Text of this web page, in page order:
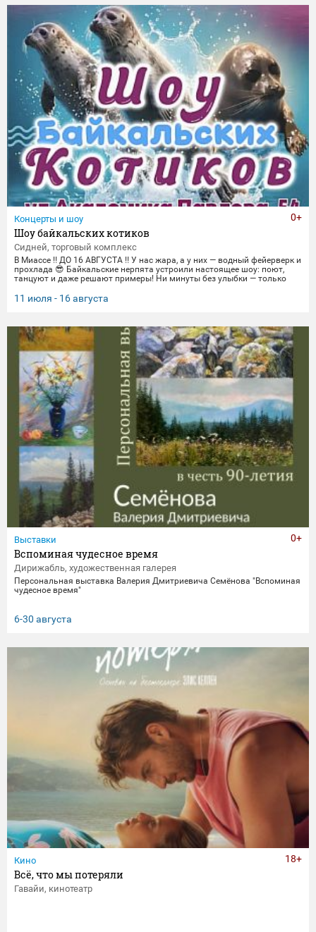
торжественные парады в честь Дня Победы и пронзительные
портреты фронто
Концерты и шоу
Шоу байкальских котиков
Сидней, торговый комплекс
В Миассе ‼️ ДО 16 АВГУСТА ‼️ У нас жара, а у них — водный фейерверк и
прохлада 😎 Байкальские нерпята устроили настоящее шоу: поют,
танцуют и даже решают примеры! Ни минуты без улыбки — только
позитивом вместе с нами! 🌊 График представлений: Со среды по
пятницу 14:00, 16:00,18:30 Суббота и воскресенье
11 июля - 16 августа
0+
Выставки
Вспоминая чудесное время
Дирижабль, художественная галерея
Персональная выставка Валерия Дмитриевича Семёнова "Вспоминая
чудесное время"
6-30 августа
0+
Кино
Всё, что мы потеряли
Гавайи, кинотеатр
18+